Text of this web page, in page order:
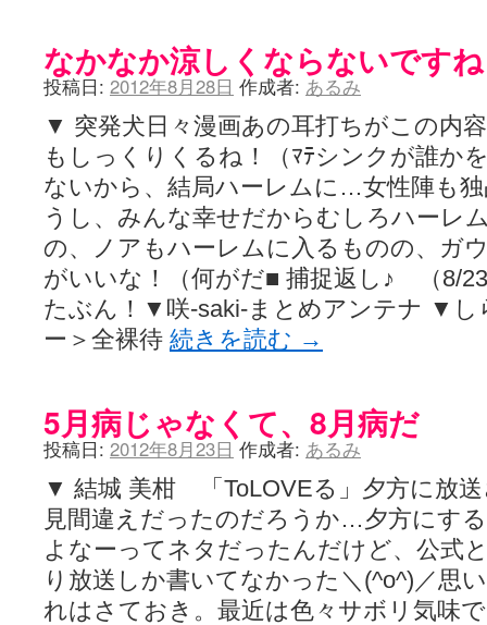
なかなか涼しくならないです
投稿日: 2012年8月28日 作成者: あるみ
▼ 突発犬日々漫画あの耳打ちがこの内
もしっくりくるね！（ﾏﾃシンクが誰か
ないから、結局ハーレムに…女性陣も
うし、みんな幸せだからむしろハーレ
の、ノアもハーレムに入るものの、ガ
がいいな！（何がだ■ 捕捉返し♪ （8/
たぶん！▼咲-saki-まとめアンテナ ▼し
ー＞全裸待 続きを読む →
5月病じゃなくて、8月病だ
投稿日: 2012年8月23日 作成者: あるみ
▼ 結城 美柑 「ToLOVEる」夕方に放
見間違えだったのだろうか…夕方にす
よなーってネタだったんだけど、公式
り放送しか書いてなかった＼(^o^)／思
れはさておき。最近は色々サボリ気味